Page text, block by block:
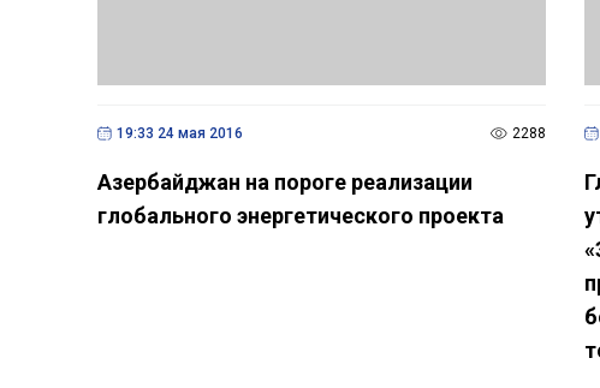
19:33 24 мая 2016 2288
Азербайджан на пороге реализации
глобального энергетического проекта